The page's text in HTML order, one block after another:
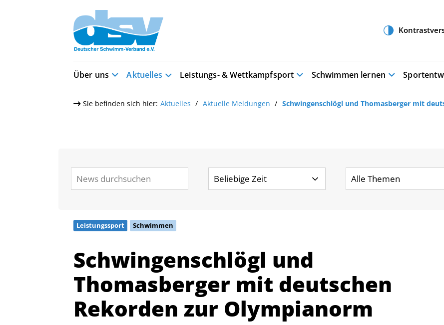
Über uns Aktuelles Leistungs- & Wettkampfsport Schwimmen lernen
Sie befinden sich hier: Aktuelles Aktuelle Meldungen Schwingenschlögl und Thomasberger mit
Leistungssport Schwimmen
Schwingenschlögl und
Thomasberger mit deutschen
Rekorden zur Olympianorm